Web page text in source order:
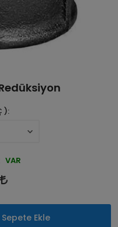
)
VAR
Sepete Ekle